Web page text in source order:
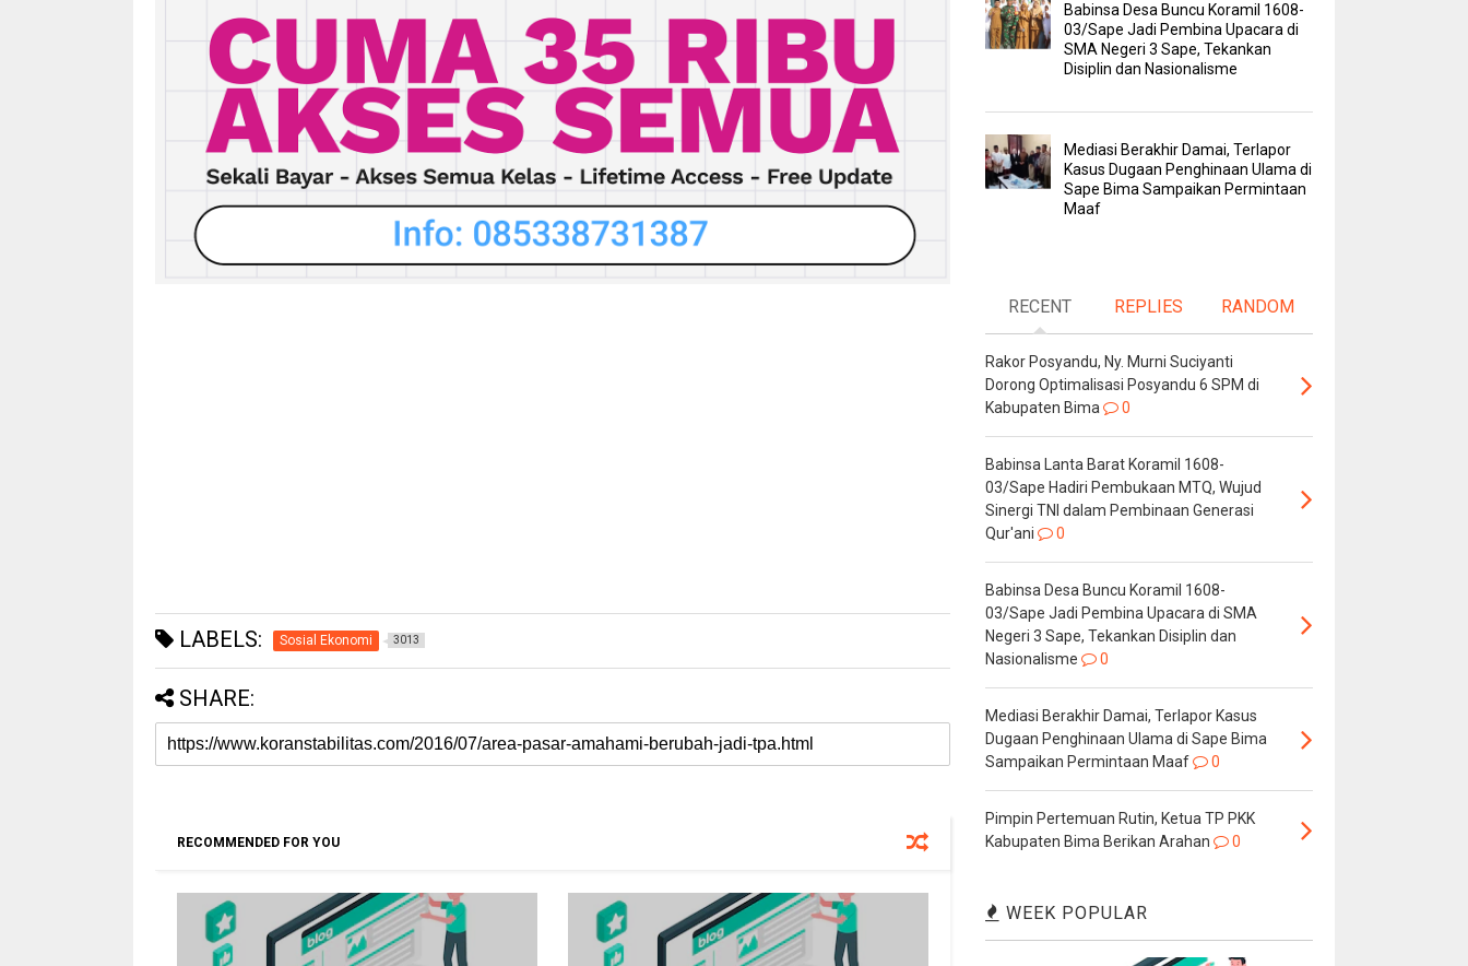
LABELS: Sosial Ekonomi 3013
SHARE:
RECOMMENDED FOR YOU
Babinsa Desa Buncu Koramil 1608-
03/Sape Jadi Pembina Upacara di
SMA Negeri 3 Sape, Tekankan
Disiplin dan Nasionalisme
Mediasi Berakhir Damai, Terlapor
Kasus Dugaan Penghinaan Ulama di
Sape Bima Sampaikan Permintaan
Maaf
RECENT REPLIES RANDOM
Rakor Posyandu, Ny. Murni Suciyanti
Dorong Optimalisasi Posyandu 6 SPM di
Kabupaten Bima
0
Babinsa Lanta Barat Koramil 1608-
03/Sape Hadiri Pembukaan MTQ, Wujud
Sinergi TNI dalam Pembinaan Generasi
Qur'ani
0
Babinsa Desa Buncu Koramil 1608-
03/Sape Jadi Pembina Upacara di SMA
Negeri 3 Sape, Tekankan Disiplin dan
Nasionalisme
0
Mediasi Berakhir Damai, Terlapor Kasus
Dugaan Penghinaan Ulama di Sape Bima
Sampaikan Permintaan Maaf
0
Pimpin Pertemuan Rutin, Ketua TP PKK
Kabupaten Bima Berikan Arahan
0
WEEK POPULAR